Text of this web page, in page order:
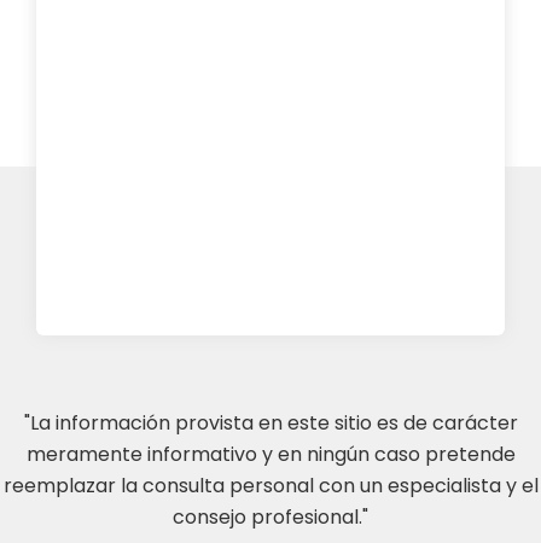
"La información provista en este sitio es de carácter
meramente informativo y en ningún caso pretende
reemplazar la consulta personal con un especialista y el
consejo profesional."